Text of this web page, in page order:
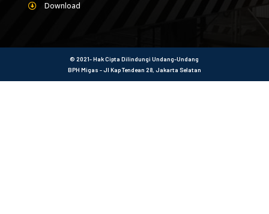
Download
© 2021- Hak Cipta Dilindungi Undang-Undang
BPH Migas - Jl Kap Tendean 28, Jakarta Selatan